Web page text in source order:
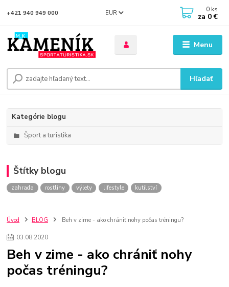
Menu
EUR
Hľadať
+421 940 949 000 0 ks
za 0 €
Kategórie blogu
Šport a turistika
Štítky blogu
zahrada rostliny výlety lifestyle kutilství
Úvod BLOG Beh v zime - ako chrániť nohy počas tréningu?
03.08.2020
Beh v zime - ako chrániť nohy
počas tréningu?